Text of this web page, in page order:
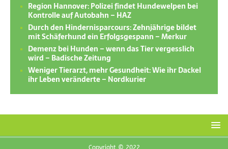
Region Hannover: Polizei findet Hundewelpen bei
Kontrolle auf Autobahn – HAZ
Durch den Hindernisparcours: Zehnjährige bildet
mit Schäferhund ein Erfolgsgespann – Merkur
Demenz bei Hunden – wenn das Tier vergesslich
wird – Badische Zeitung
Weniger Tierarzt, mehr Gesundheit: Wie ihr Dackel
ihr Leben veränderte – Nordkurier